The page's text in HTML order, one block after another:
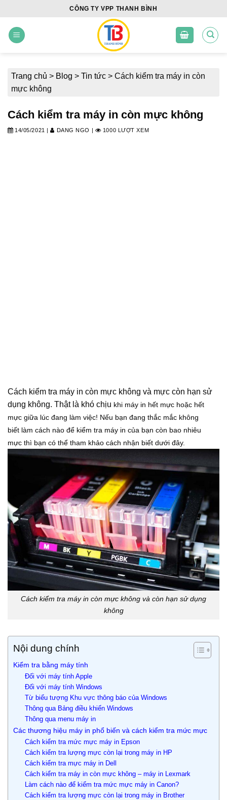
content
CÔNG TY VPP THANH BÌNH
Trang chủ > Blog > Tin tức > Cách kiểm tra máy in còn
mực không
Cách kiểm tra máy in còn mực không
14/05/2021 | DANG NGO | 1000 LƯỢT XEM
Cách kiểm tra máy in còn mực không và mực còn hạn sử
dụng không. Thật là khó chịu khi máy in hết mực hoặc hết
mực giữa lúc đang làm việc! Nếu bạn đang thắc mắc không
biết làm cách nào để kiểm tra máy in của bạn còn bao nhiêu
mực thì bạn có thể tham khảo cách nhận biết dưới đây.
Cách kiểm tra máy in còn mực không và còn hạn sử dụng
không
Nội dung chính
Kiểm tra bằng máy tính
Đối với máy tính Apple
Đối với máy tính Windows
Từ biểu tượng Khu vực thông báo của Windows
Thông qua Bảng điều khiển Windows
Thông qua menu máy in
Các thương hiệu máy in phổ biến và cách kiểm tra mức mực
Cách kiểm tra mức mực máy in Epson
Cách kiểm tra lượng mực còn lại trong máy in HP
Cách kiểm tra mực máy in Dell
Cách kiểm tra máy in còn mực không – máy in Lexmark
Làm cách nào để kiểm tra mức mực máy in Canon?
Cách kiểm tra lượng mực còn lại trong máy in Brother